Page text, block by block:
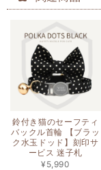
鈴付き猫のセーフティ
バックル首輪 【ブラッ
ク水玉ドッド】刻印サ
ービス 迷子札
¥5,990